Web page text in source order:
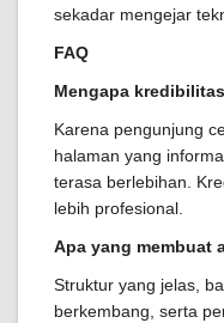
sekadar mengejar
FAQ
Mengapa
Karena pengunjung
halaman yang
terasa berlebihan.
lebih profesional.
Apa yang membuat
Struktur yang jelas,
berkembang, serta